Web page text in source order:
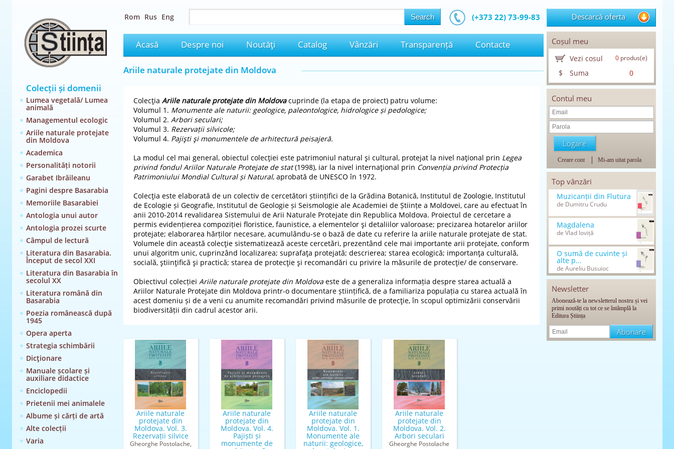
Colecții și domenii
Lumea vegetală/ Lumea
animală
Managementul ecologic
Ariile naturale protejate
din Moldova
Academica
Personalități notorii
Garabet Ibrăileanu
Pagini despre Basarabia
Memoriile Basarabiei
Antologia unui autor
Antologia prozei scurte
Câmpul de lectură
Literatura din Basarabia.
Început de secol XXI
Literatura din Basarabia în
secolul XX
Literatura română din
Basarabia
Poezia românească după
1945
Opera aperta
Strategia schimbării
Dicţionare
Manuale școlare și
auxiliare didactice
Enciclopedii
Prietenii mei animalele
Albume și cărți de artă
Alte colecții
Varia
Rom Rus Eng (+373 22) 73-99-83
Acasă Despre noi Noutăţi Catalog Vânzări Transparență Contacte
Ariile naturale protejate din Moldova
Colecţia Ariile naturale protejate din Moldovacuprinde (la etapa de proiect) patru volume:
Volumul 1. Monumente ale naturii: geologice, paleontologice, hidrologice și pedologice;
Volumul 2. Arbori seculari;
Volumul 3. Rezervații silvicole;
Volumul 4. Pajişti şi monumentele de arhitectură peisajeră.
La modul cel mai general, obiectul colecţiei este patrimoniul natural şi cultural, protejat la nivel naţional prin Legea
privind fondul Ariilor Naturale Protejate de stat(1998), iar la nivel internaţional prin Convenția privind Protecția
Patrimoniului Mondial Cultural și Natural, aprobată de UNESCO în 1972.
Colecţia este elaborată de un colectiv de cercetători științifici de la Grădina Botanică, Institutul de Zoologie, Institutul
de Ecologie și Geografie, Institutul de Geologie și Seismologie ale Academiei de Științe a Moldovei, care au efectuat în
anii 2010-2014 revalidarea Sistemului de Arii Naturale Protejate din Republica Moldova. Proiectul de cercetare a
permis evidențierea compoziției floristice, faunistice, a elementelor şi detaliilor valoroase; precizarea hotarelor ariilor
protejate; elaborarea hărților necesare, acumulându-se o bază de date cu referire la ariile naturale protejate de stat.
Volumele din această colecţie sistematizează aceste cercetări, prezentând cele mai importante arii protejate, conform
unui algoritm unic, cuprinzând localizarea; suprafaţa protejată; descrierea; starea ecologică; importanţa culturală,
socială, ştiinţifică şi practică; starea de protecţie şi recomandări cu privire la măsurile de protecţie/ de conservare.
Obiectivul colecției Ariile naturale protejate din Moldova este de a generaliza informația despre starea actuală a
Ariilor Naturale Protejate din Moldova printr-o documentare științifică, de a familiariza populația cu starea actuală în
acest domeniu și de a veni cu anumite recomandări privind măsurile de protecţie, în scopul optimizării conservării
biodiversității din cadrul acestor arii.
Ariile naturale
protejate din
Moldova. Vol. 3.
Rezervații silvice
Gheorghe Postolache,
Ariile naturale
protejate din
Moldova. Vol. 4.
Pajiști și
monumente de
Ariile naturale
protejate din
Moldova. Vol. 1.
Monumente ale
naturii: geologice,
Ariile naturale
protejate din
Moldova. Vol. 2.
Arbori seculari
Gheorghe Postolache
Descarcă oferta
Coșul meu
Vezi cosul 0produs(e)
$ Suma 0
Contul meu
Creare cont Mi-am uitat parola
Top vânzări
Muzicanții din Flutura
de Dumitru Crudu
Magdalena
de Vlad Ioviță
O sumă de cuvinte și
alte p...
de Aureliu Busuioc
Newsletter
Abonează-te la newsletterul nostru și vei
primi noutăți cu tot ce se întâmplă la
Editura Știința